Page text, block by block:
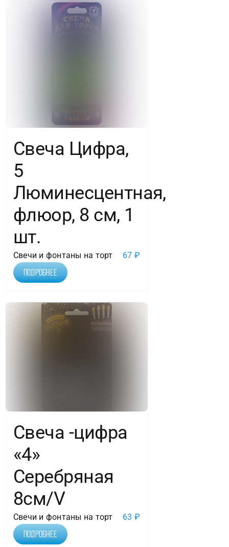
Свеча Цифра,
5
Люминесцентная,
флюор, 8 см, 1
шт.
Свечи и фонтаны на торт 67 ₽
Подробнее
Свеча -цифра
«4»
Серебряная
8см/V
Свечи и фонтаны на торт 63 ₽
Подробнее